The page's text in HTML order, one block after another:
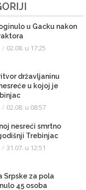
u Gacku nakon
02.08. u 17:25
državljaninu
u kojoj je
02.08. u 08:57
nesreći smrtno
Trebinjac
31.07. u 12:51
Srpske za pola
45 osoba